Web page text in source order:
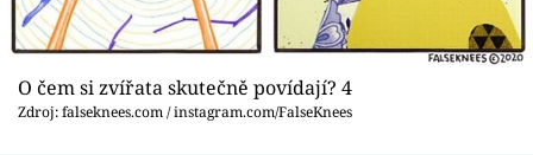
O čem si zvířata skutečně povídají? 4
Zdroj: falseknees.com / instagram.com/FalseKnees